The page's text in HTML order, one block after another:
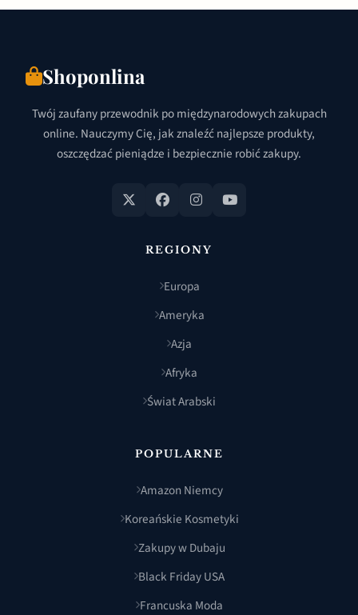
Shoponlina
Twój zaufany przewodnik po międzynarodowych zakupach
online. Nauczymy Cię, jak znaleźć najlepsze produkty,
oszczędzać pieniądze i bezpiecznie robić zakupy.
REGIONY
Europa
Ameryka
Azja
Afryka
Świat Arabski
POPULARNE
Amazon Niemcy
Koreańskie Kosmetyki
Zakupy w Dubaju
Black Friday USA
Francuska Moda